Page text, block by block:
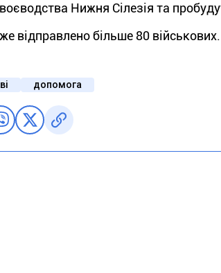
воєводства Нижня Сілезія та
відправленобільше 80 військових
допомога